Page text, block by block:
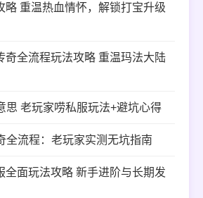
略 重温热血情怀，解锁打宝升级
奇全流程玩法攻略 重温玛法大陆
思 老玩家唠私服玩法+避坑心得
全流程：老玩家实测无坑指南
全面玩法攻略 新手进阶与长期发